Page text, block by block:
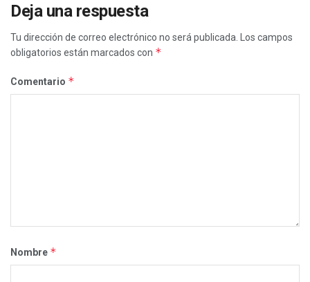
Deja una respuesta
Tu dirección de correo electrónico no será publicada.
Los campos
obligatorios están marcados con *
Comentario *
Nombre *